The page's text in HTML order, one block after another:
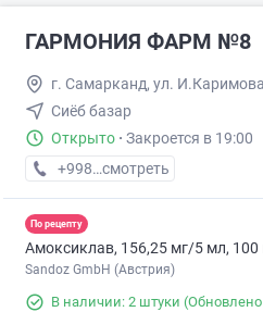
ГАРМОНИЯ ФАРМ №8
г. Самарканд, ул.
Сиёб базар
Открыто · Закроется в 19:00
+998 (95) XXX-XX-XX
смотреть
По рецепту
Амоксиклав, 156,25 мг/5 мл, 100
Sandoz GmbH (Австрия)
В наличии: 2 штуки